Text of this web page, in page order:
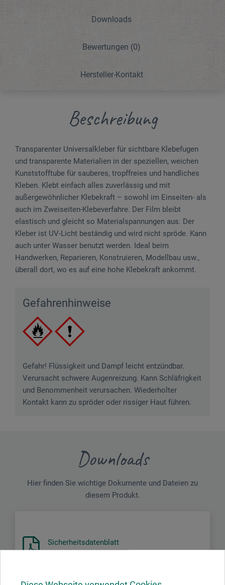
Downloads
Bewertungen (0)
Hersteller-Kontakt
Beschreibung
Transparenter Universalkleber für sichtbare Klebefugen
und transparente Mate­rialien in der speziellen, weichen
Kunststofftube für sauberes, tropffreies und handliches
Kleben. Klebt einfach alles zuverlässig und mit
außergewöhnlicher Klebekraft – sowohl im Einseiten- als
auch im Zweiseiten-Klebeverfahre. Der Film bleibt
elastisch und gleicht so Materialspannungen aus. Der
Kleber ist UV-Licht beständig und wird nicht spröde. Kann
auch unter Wasser benutzt werden. Ideal beim
Handwerken, Reparieren, Konstruieren, Modellbau usw.,
überall dort, wo es auf eine hohe Klebekraft ankommt.
Gefahrenhinweise
Gefahr! Flüssigkeit und Dampf leicht entzündbar.
Verursacht schwere Augenreizung. Kann Schläfrigkeit
und Benommenheit verursachen. Wiederholter
Kontakt kann zu spröder oder rissiger Haut führen.
Downloads
Hier finden Sie wichtige Dokumente und Dateien zu
diesem Produkt.
Sicherheitsdatenblatt
DE_Uhu_Alleskleber-Kraft_Flextube_45040_08-2024.pdf